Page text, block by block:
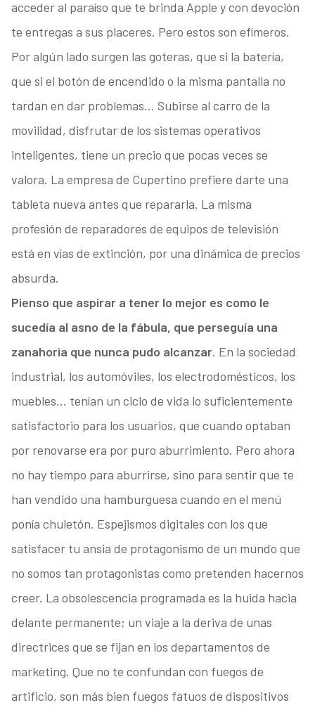
acceder al paraíso que te brinda Apple y con devoción
te entregas a sus placeres. Pero estos son efímeros.
Por algún lado surgen las goteras, que si la batería,
que si el botón de encendido o la misma pantalla no
tardan en dar problemas… Subirse al carro de la
movilidad, disfrutar de los sistemas operativos
inteligentes, tiene un precio que pocas veces se
valora. La empresa de Cupertino prefiere darte una
tableta nueva antes que repararla. La misma
profesión de reparadores de equipos de televisión
está en vías de extinción, por una dinámica de precios
absurda.
Pienso que aspirar a tener lo mejor es como le
sucedía al asno de la fábula, que perseguía una
zanahoria que nunca pudo alcanzar. En la sociedad
industrial, los automóviles, los electrodomésticos, los
muebles… tenían un ciclo de vida lo suficientemente
satisfactorio para los usuarios, que cuando optaban
por renovarse era por puro aburrimiento. Pero ahora
no hay tiempo para aburrirse, sino para sentir que te
han vendido una hamburguesa cuando en el menú
ponía chuletón. Espejismos digitales con los que
satisfacer tu ansia de protagonismo de un mundo que
no somos tan protagonistas como pretenden hacernos
creer. La obsolescencia programada es la huida hacia
delante permanente; un viaje a la deriva de unas
directrices que se fijan en los departamentos de
marketing. Que no te confundan con fuegos de
artificio, son más bien fuegos fatuos de dispositivos